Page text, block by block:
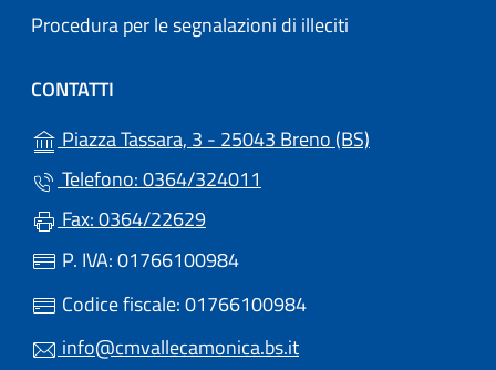
Procedura per le segnalazioni di illeciti
CONTATTI
Piazza Tassara, 3 - 25043 Breno (BS)
Telefono: 0364/324011
Fax: 0364/22629
P. IVA: 01766100984
Codice fiscale: 01766100984
info@cmvallecamonica.bs.it